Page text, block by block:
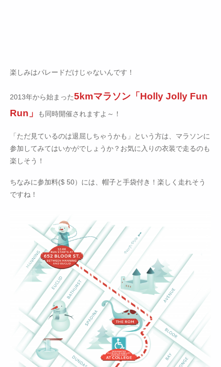
楽しみはパレードだけじゃないんです！
2013年から始まった5kmマラソン「Holly Jolly Fun
Run」
も同時開催されますよ～！
「ただ見ているのは退屈しちゃうかも」という方は、マラソンに
参加してみてはいかがでしょうか？お気に入りの衣装で走るのも
楽しそう！
ちなみに参加料($ 50）には、帽子と手袋付き！楽しく走れそう
ですね！